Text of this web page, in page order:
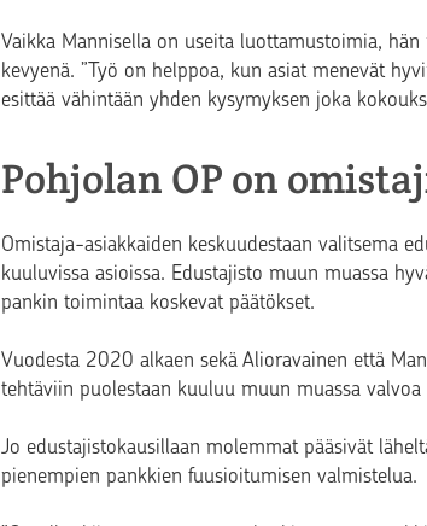
Vaikka Mannisella on useita luottamustoimia,
kevyenä. ”Työ on helppoa, kun asiat menevät
esittää vähintään yhden kysymyksen joka
Pohjolan OP on
Omistaja-asiakkaiden keskuudestaan valitsema
kuuluvissa asioissa. Edustajisto muun muassa
pankin toimintaa koskevat päätökset.
Vuodesta 2020 alkaen sekä Alioravainen että
tehtäviin puolestaan kuuluu muun muassa
Jo edustajistokausillaan molemmat pääsivät
pienempien pankkien fuusioitumisen valmistelua.